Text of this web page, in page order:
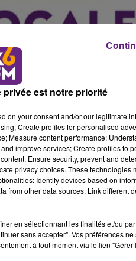
Club de Norges-la-Ville
journée, des résultats et
et BEJENARU.
dans le top 600 au
numéro 7. On garde un �?il
est notre priorité
on your consent and/or our legitimate
Create profiles for personalised
Measure content performance;
improve services; Create profiles to
Ensure security, prevent and
privacy choices. These technologies
Identify devices based on
from other data sources; Link different
en sélectionnant les finalités et/ou
sans accepter". Vos préférences
à tout moment via le lien